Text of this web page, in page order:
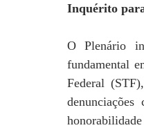
Inquérito
O Plenário
fundamental
Federal